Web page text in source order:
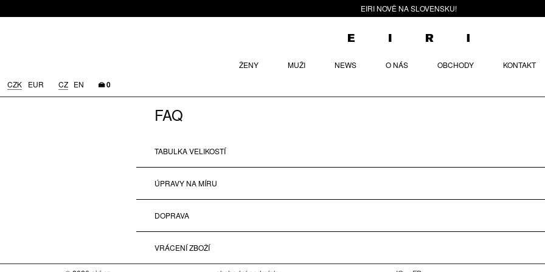
EIRI NOVĚ NA SLOVENSKU!
ŽENY MUŽI NEWS O NÁS OBCHODY
KONTAKT
CZK
EUR CZ EN 0
FAQ
TABULKA VELIKOSTÍ
ÚPRAVY NA MÍRU
DOPRAVA
VRÁCENÍ ZBOŽÍ